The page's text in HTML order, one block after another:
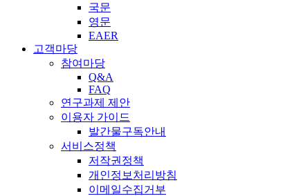
국문
영문
EAER
고객마당
참여마당
Q&A
FAQ
연구과제 제안
이용자 가이드
발간물구독안내
서비스정책
저작권정책
개인정보처리방침
이메일수집거부